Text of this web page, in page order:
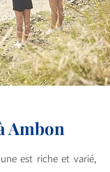
Ambon
est riche et varié,